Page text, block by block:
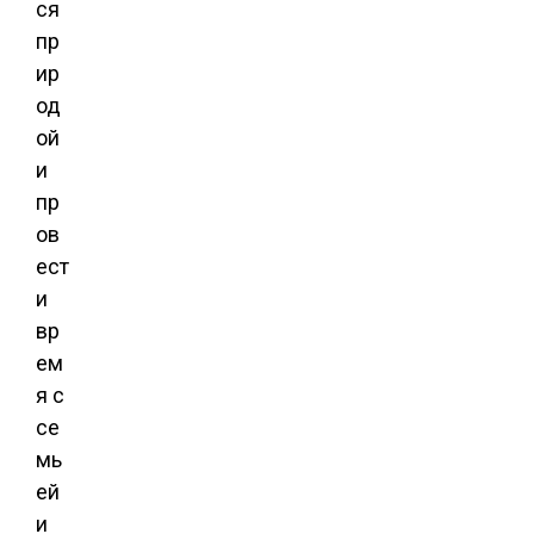
ся
пр
ир
од
ой
и
пр
ов
ест
и
вр
ем
я с
се
мь
ей
и